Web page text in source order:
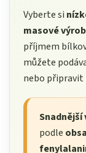
Vyberte si
masové
příjmem
můžete
nebo připravit
Snadnější
podle